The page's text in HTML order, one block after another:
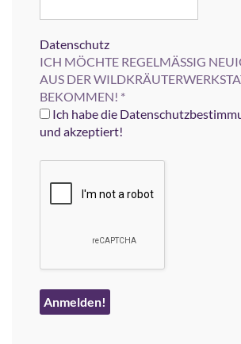
Datenschutz
ICH MÖCHTE REGELMÄSSIG
AUS DER
BEKOMMEN! *
Ich habe die
und akzeptiert!